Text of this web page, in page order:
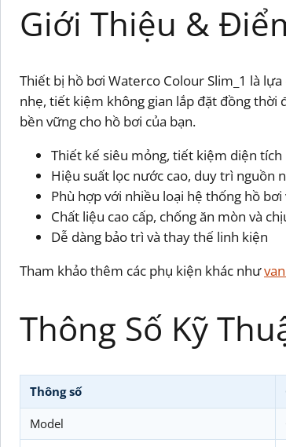
Giới Thiệu &
Thiết bị hồ bơi Waterco Colour Slim_1 là
nhẹ, tiết kiệm không gian lắp đặt đồng thời
bền vững cho hồ bơi của bạn.
Thiết kế siêu mỏng, tiết kiệm diện tích
Hiệu suất lọc nước cao, duy trì nguồn
Phù hợp với nhiều loại hệ thống hồ
Chất liệu cao cấp, chống ăn mòn và
Dễ dàng bảo trì và thay thế linh kiện
Tham khảo thêm các phụ kiện khác như
Thông Số Kỹ
Thông số
Model